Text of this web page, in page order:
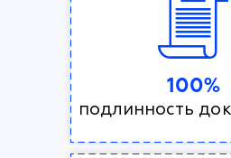
100%
подлинность